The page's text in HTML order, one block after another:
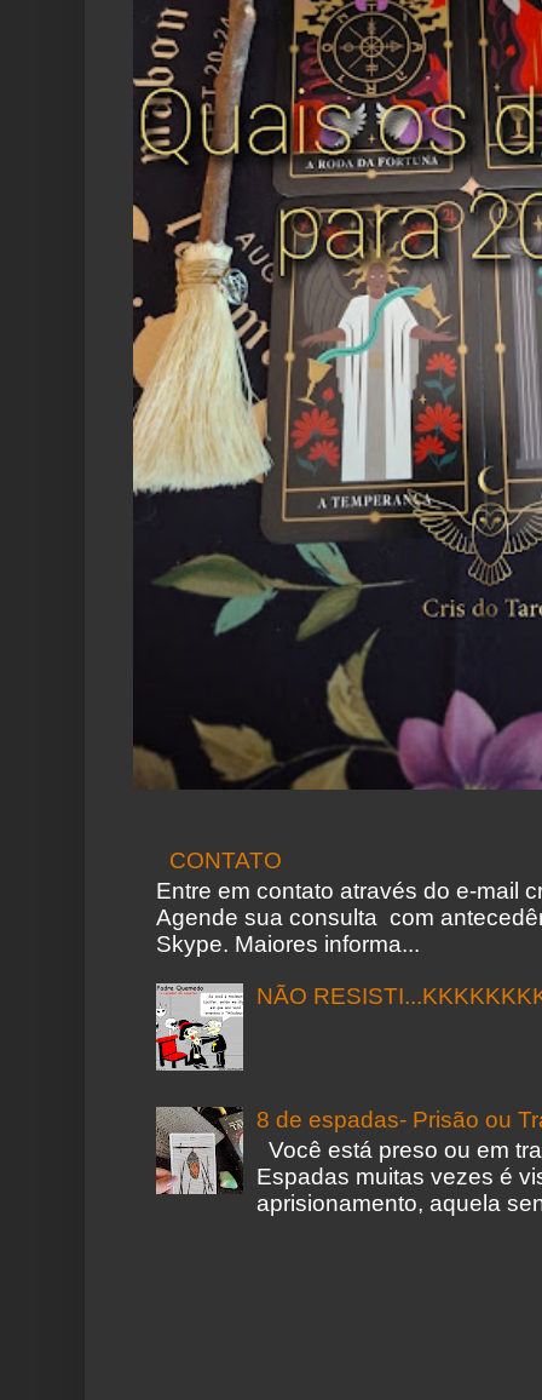
CONTATO
Entre em contato através do e-mail
Agende sua consulta com
Skype. Maiores informa...
NÃO
8 de espadas- Prisão ou
Você está preso ou em
Espadas muitas vezes é
aprisionamento, aquela